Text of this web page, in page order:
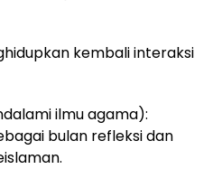
kembali interaksi
ilmu agama):
bulan refleksi dan